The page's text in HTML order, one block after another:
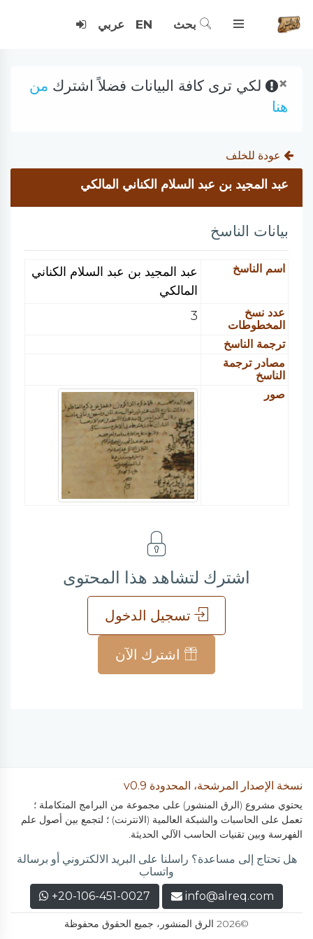
بحث EN عربي
× لكي ترى كافة البيانات فضلاً اشترك من
هنا
عودة للخلف
عبد المجيد بن عبد السلام الكناني المالكي
بيانات الناسخ
اسم الناسخ
عبد المجيد بن عبد السلام الكناني
المالكي
عدد نسخ
المخطوطات
3
ترجمة الناسخ
مصادر ترجمة
الناسخ
صور
اشترك لتشاهد هذا المحتوى
تسجيل الدخول
اشترك الآن
نسخة الإصدار المرشحة، المحدودة v0.9
يحتوي مشروع (الرق المنشور) على مجموعة من البرامج المتكاملة ؛
تعمل على الحاسبات والشبكة العالمية (الانترنت) ؛ لتجمع بين أصول علم
الفهرسة وبين تقنيات الحاسب الآلي الحديثة.
هل تحتاج إلى مساعدة؟ راسلنا على البريد الالكتروني أو برسالة
واتساب
info@alreq.com
+20-106-451-0027
©2026 الرق المنشور، جميع الحقوق محفوظة